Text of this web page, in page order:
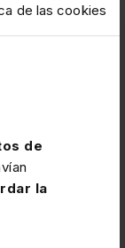
de las cookies
de
la
que
así como
la